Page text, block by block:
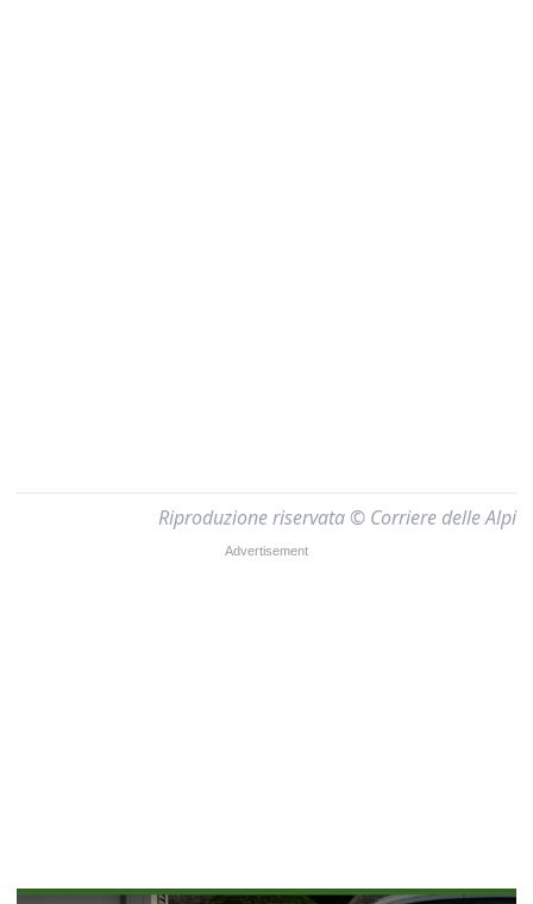
Riproduzione riservata © Corriere delle Alpi